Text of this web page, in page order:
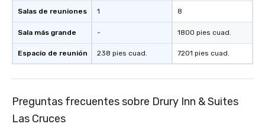
Salas de reuniones
Sala más grande
Espacio de reunión
1
-
238 pies cuad.
8
1800 pies cuad.
7201 pies cuad.
Preguntas frecuentes sobre Drury Inn & Suites
Las Cruces